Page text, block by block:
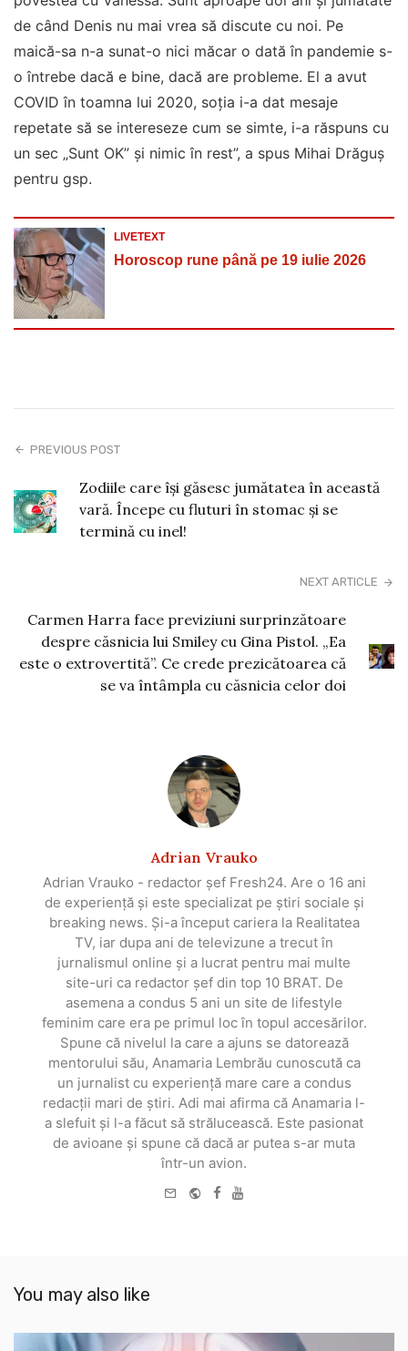
de când Denis nu mai vrea să discute cu noi. Pe
maică-sa n-a sunat-o nici măcar o dată în pandemie s-
o întrebe dacă e bine, dacă are probleme. El a avut
COVID în toamna lui 2020, soția i-a dat mesaje
repetate să se intereseze cum se simte, i-a răspuns cu
un sec „Sunt OK” și nimic în rest”, a spus Mihai Drăguș
pentru gsp.
LIVETEXT
Horoscop rune până pe 19 iulie 2026
PREVIOUS POST
Zodiile care își găsesc jumătatea în această
vară. Începe cu fluturi în stomac şi se
termină cu inel!
NEXT ARTICLE
Carmen Harra face previziuni surprinzătoare
despre căsnicia lui Smiley cu Gina Pistol. „Ea
este o extrovertită”. Ce crede prezicătoarea că
se va întâmpla cu căsnicia celor doi
Adrian Vrauko
Adrian Vrauko - redactor șef Fresh24. Are o 16 ani
de experiență și este specializat pe știri sociale și
breaking news. Și-a început cariera la Realitatea
TV, iar dupa ani de televizune a trecut în
jurnalismul online și a lucrat pentru mai multe
site-uri ca redactor șef din top 10 BRAT. De
asemena a condus 5 ani un site de lifestyle
feminim care era pe primul loc în topul accesărilor.
Spune că nivelul la care a ajuns se datorează
mentorului său, Anamaria Lembrău cunoscută ca
un jurnalist cu experiență mare care a condus
redacții mari de știri. Adi mai afirma că Anamaria l-
a slefuit și l-a făcut să strălucească. Este pasionat
de avioane și spune că dacă ar putea s-ar muta
într-un avion.
e-
WebsiteFacebook
You may also like